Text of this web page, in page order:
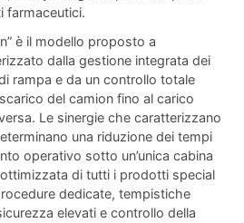
farmaceutici.
è il modello proposto a
dalla gestione integrata dei
rampa e da un controllo totale
del camion fino al carico
Le sinergie che caratterizzano
una riduzione dei tempi
operativo sotto un’unica cabina
di tutti i prodotti special
dedicate, tempistiche
elevati e controllo della